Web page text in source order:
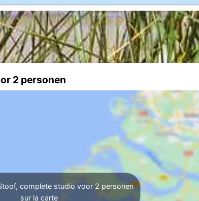
2 personen
complete studio voor 2 personen
sur la carte